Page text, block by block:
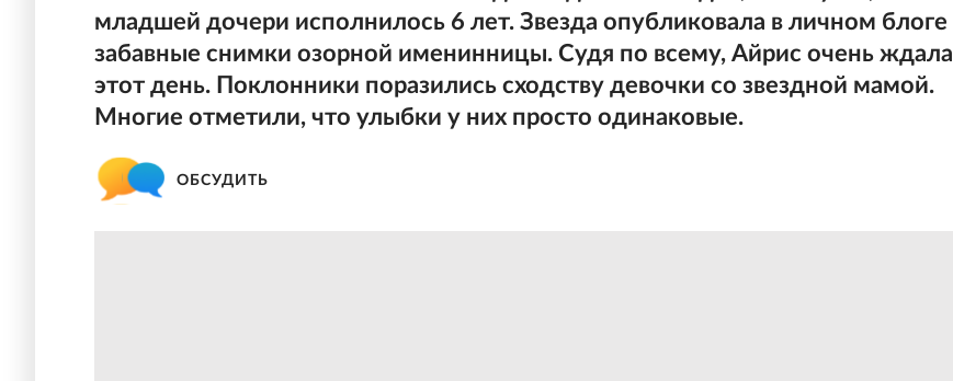
младшей дочери исполнилось 6 лет. Звезда опубликовала в личном блоге
забавные снимки озорной именинницы. Судя по всему, Айрис очень ждала
этот день. Поклонники поразились сходству девочки со звездной мамой.
Многие отметили, что улыбки у них просто одинаковые.
ОБСУДИТЬ